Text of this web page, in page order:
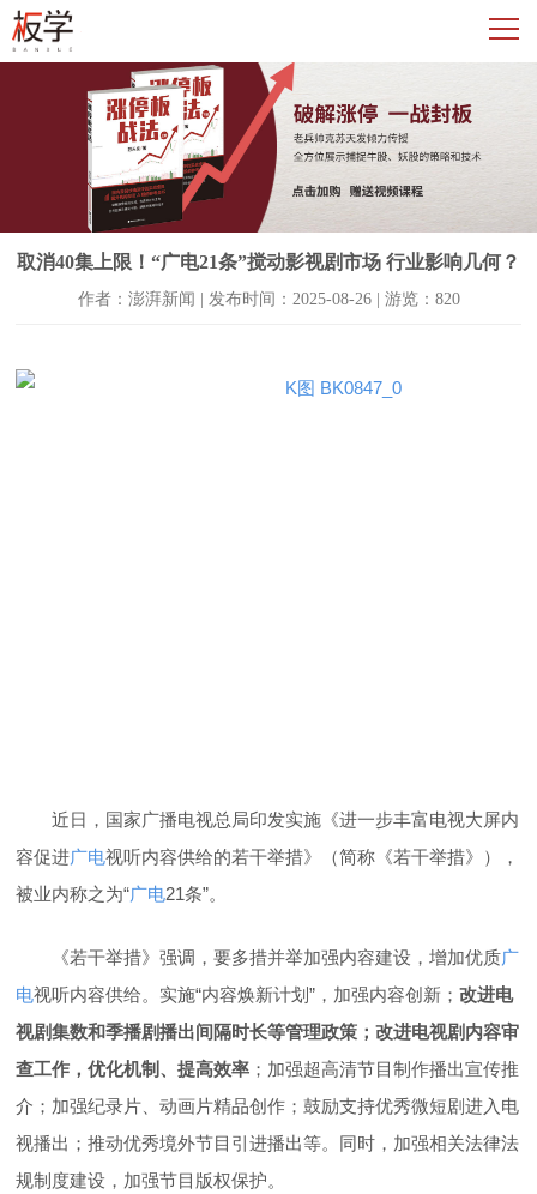
取消40集上限！“广电21条”搅动影视剧市场 行业影响几何？
作者：澎湃新闻 | 发布时间：2025-08-26 | 游览：820
近日，国家广播电视总局印发实施《进一步丰富电视大屏内
容促进广电视听内容供给的若干举措》（简称《若干举措》），
被业内称之为“广电21条”。
《若干举措》强调，要多措并举加强内容建设，增加优质广
电视听内容供给。实施“内容焕新计划”，加强内容创新；改进电
视剧集数和季播剧播出间隔时长等管理政策；改进电视剧内容审
查工作，优化机制、提高效率 ；加强超高清节目制作播出宣传推
介；加强纪录片、动画片精品创作；鼓励支持优秀微短剧进入电
视播出；推动优秀境外节目引进播出等。同时，加强相关法律法
规制度建设，加强节目版权保护。